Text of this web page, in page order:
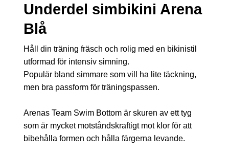
Underdel simbikini Arena
Blå
Håll din träning fräsch och rolig med en bikinistil
utformad för intensiv simning.
Populär bland simmare som vill ha lite täckning,
men bra passform för träningspassen.
Arenas Team Swim Bottom är skuren av ett tyg
som är mycket motståndskraftigt mot klor för att
bibehålla formen och hålla färgerna levande.